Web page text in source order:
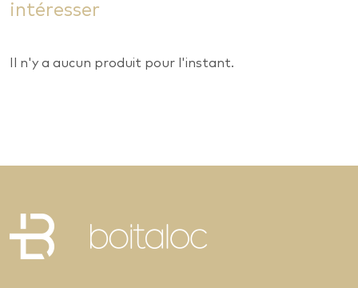
intéresser
Il n'y a aucun produit pour l'instant.